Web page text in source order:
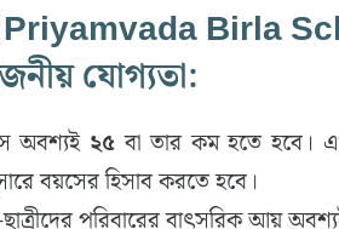
(Priyamvada Birla
যোগ্যতা:
অবশ্যই ২৫বা তার কম হতে হবে।
বয়সের হিসাব করতে হবে।
পরিবারের বাৎসরিক আয়